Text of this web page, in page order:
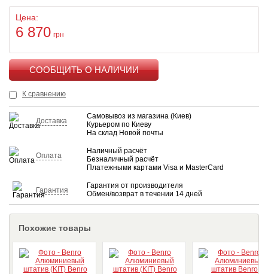
Цена:
6 870 грн
К сравнению
Доставка
Самовывоз из магазина (Киев)
Курьером по Киеву
На склад Новой почты
Оплата
Наличный расчёт
Безналичный расчёт
Платежными картами Visa и MasterCard
Гарантия
Гарантия от производителя
Обмен/возврат в течении 14 дней
Похожие товары